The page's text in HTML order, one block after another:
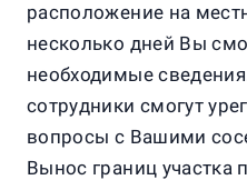
расположение на
несколько дней Вы
необходимые
сотрудники смогут
вопросы с Вашими
Вынос границ участка